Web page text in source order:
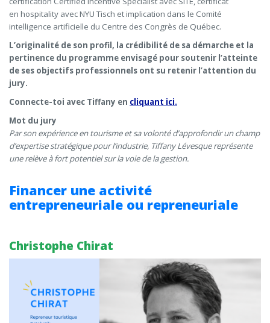
en hospitality avec NYU Tisch et implication dans le Comité
intelligence artificielle du Centre des Congrès de Québec.
L’originalité de son profil, la crédibilité de sa démarche et la
pertinence du programme envisagé pour soutenir l’atteinte
de ses objectifs professionnels ont su retenir l’attention du
jury.
Connecte-toi avec Tiffany en cliquant ici.
Mot du jury
Par son expérience en tourisme et sa volonté d’approfondir un champ
d’expertise stratégique pour l’industrie, Tiffany Lévesque représente
une relève à fort potentiel sur la voie de la gestion.
Financer une activité
entrepreneuriale ou repreneuriale
Christophe Chirat